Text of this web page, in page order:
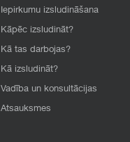
Iepirkumu izsludināšana
Kāpēc izsludināt?
Kā tas darbojas?
Kā izsludināt?
Vadība un konsultācijas
Atsauksmes